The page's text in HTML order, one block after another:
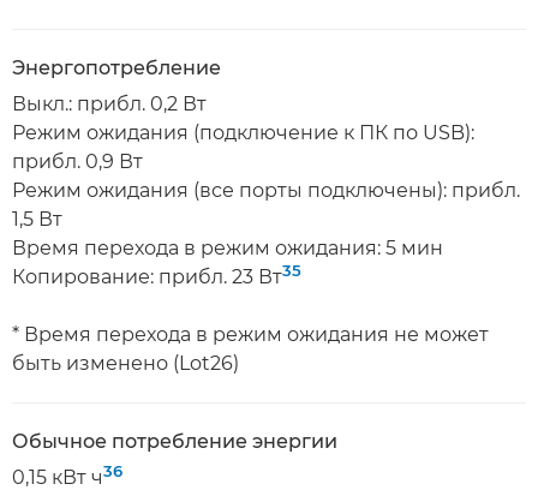
Энергопотребление
Выкл.: прибл. 0,2 Вт
Режим ожидания (подключение к ПК по USB):
прибл. 0,9 Вт
Режим ожидания (все порты подключены): прибл.
1,5 Вт
Время перехода в режим ожидания: 5 мин
Копирование: прибл. 23 Вт35
* Время перехода в режим ожидания не может
быть изменено (Lot26)
Обычное потребление энергии
0,15 кВт ч36